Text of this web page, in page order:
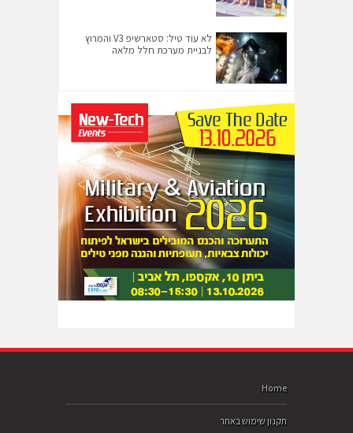
לא עוד טיל: סטארשיפ V3 והמרוץ
לבניית מערכת חלל מלאה
Home
תקנון שימוש באתר